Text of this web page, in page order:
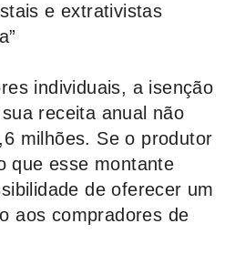
e extrativistas
individuais, a isenção
receita anual não
milhões. Se o produtor
que esse montante
de oferecer um
aos compradores de